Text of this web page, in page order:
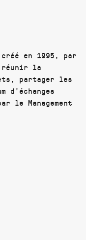
créé en 1995, par
réunir la
partager les
d'échanges
le Management